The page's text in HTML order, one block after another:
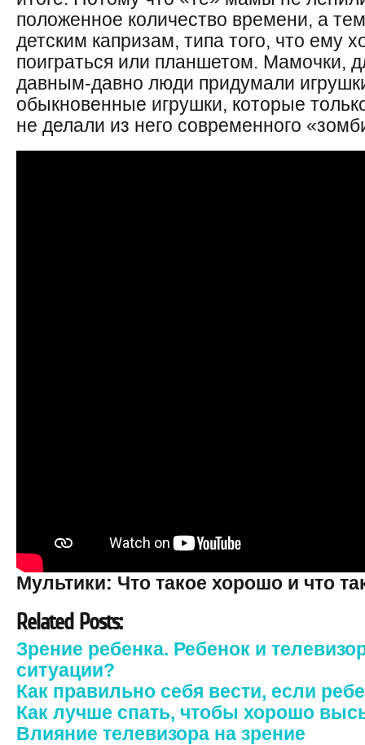
положенное количество времени, а
детским капризам, типа того, что ему
поиграться или планшетом. Мамочки,
давным-давно люди придумали
обыкновенные игрушки, которые
не делали из него современного
Мультики: Что такое хорошо и что
Related Posts:
Зрение ребенка. Ребенок и
ситуации?
Как правильно себя вести, если
Как лучше спать, чтобы хорошо
Влияние телевизора на зрение